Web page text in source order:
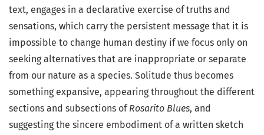
text, engages in a declarative exercise of truths and
sensations, which carry the persistent message that it is
impossible to change human destiny if we focus only on
seeking alternatives that are inappropriate or separate
from our nature as a species. Solitude thus becomes
something expansive, appearing throughout the different
sections and subsections of Rosarito Blues, and
suggesting the sincere embodiment of a written sketch